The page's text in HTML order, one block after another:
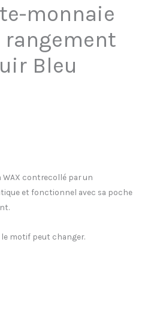
monnaie
rangement
Bleu
contrecollé par un
et fonctionnel avec sa poche
motif peut changer.